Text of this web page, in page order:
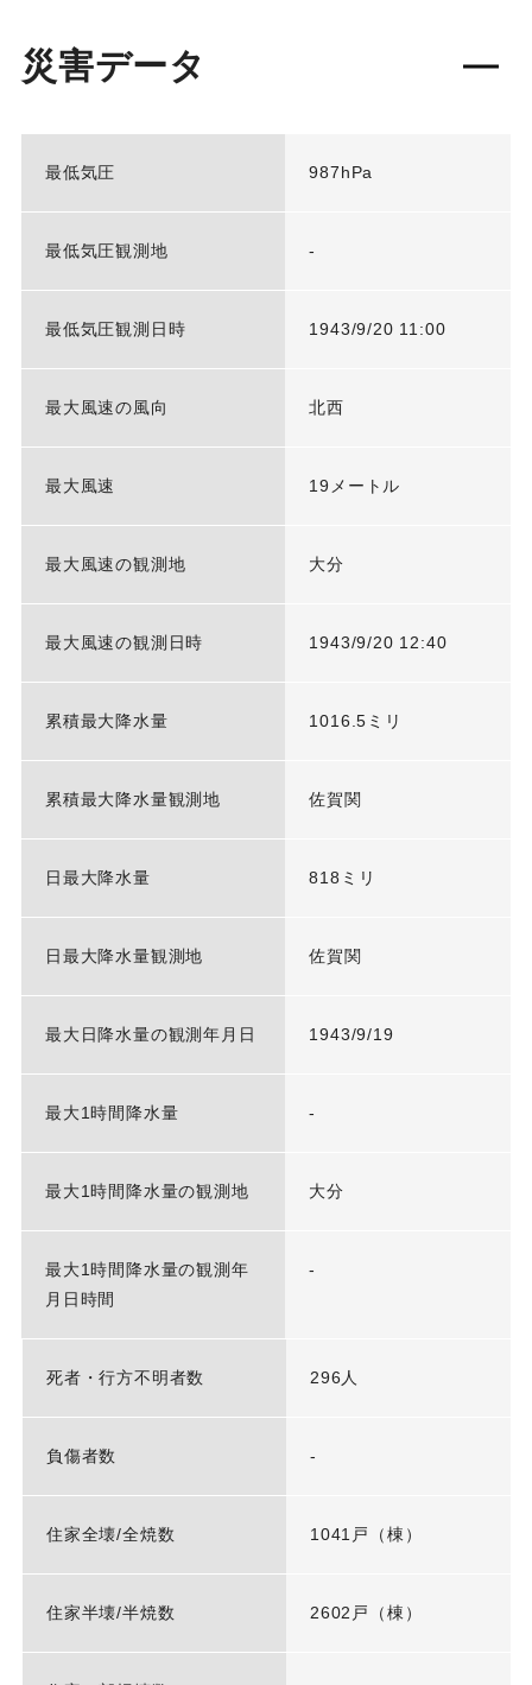
災害データ
最低気圧 987hPa
最低気圧観測地 -
最低気圧観測日時 1943/9/20 11:00
最大風速の風向 北西
最大風速 19メートル
最大風速の観測地 大分
最大風速の観測日時 1943/9/20 12:40
累積最大降水量 1016.5ミリ
累積最大降水量観測地 佐賀関
日最大降水量 818ミリ
日最大降水量観測地 佐賀関
最大日降水量の観測年月日 1943/9/19
最大1時間降水量 -
最大1時間降水量の観測地 大分
最大1時間降水量の観測年
月日時間
-
死者・行方不明者数 296人
負傷者数 -
住家全壊/全焼数 1041戸（棟）
住家半壊/半焼数 2602戸（棟）